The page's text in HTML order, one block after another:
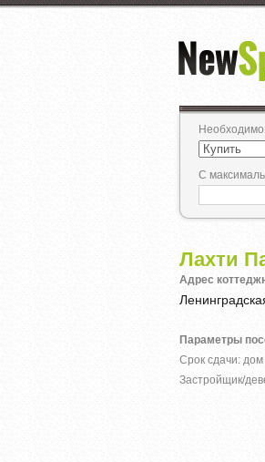
Необходимо
С
Лахти
Адрес
Параметры
Срок сдачи: дом
Застройщик/